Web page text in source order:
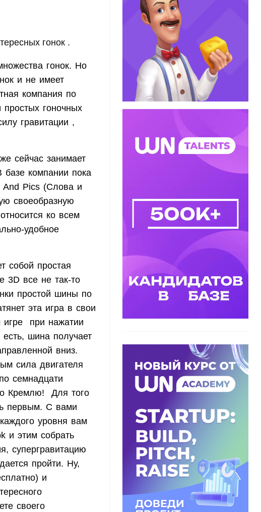
гонок .
гонок. Но
и не имеет
компания по
гоночных
гравитации ,
сейчас занимает
базе компании пока
And Pics (Слова и
своеобразную
ко всем
удобное
собой простая
3D все не так-то
простой шины по
эта игра в свои
игре при нажатии
шина получает
вниз.
сила двигателя
семнадцати
Кремлю! Для того
первым. С вами
уровня вам
и этим собрать
супергравитацию
пройти. Ну,
и
своего